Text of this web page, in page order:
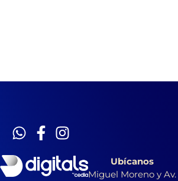
Ubícanos
Miguel Moreno y Av.